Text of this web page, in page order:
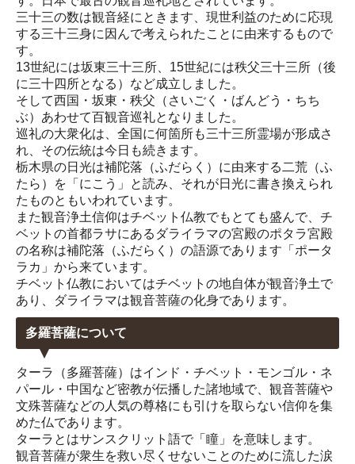
三十三の数は観音経にときます、現世利益のために応現
する三十三身に因んで考えられたことに由来するもので
す。
13世紀には坂東三十三所、15世紀には秩父三十三所（後
に三十四所となる）など成立しました。
そして西国・坂東・秩父（さいごく・ばんどう・ちち
ぶ）あわせて百観音巡礼となりました。
巡礼の大衆化は、全国に何箇所も三十三所霊場が形成さ
れ、その伝統は今日も続きます。
栃木県の日光は補陀落（ふだらく）に由来する二荒（ふ
たら）を「にこう」と読み、それが日光に書き換えられ
たものともいわれています。
また観音浄土信仰はチベット仏教でもとても盛んで、チ
ベットの首都ラサにあるダライラマの宮殿のポタラ宮殿
の名称は補陀落（ふだらく）の語源であります「ポータ
ラカ」から来ています。
チベット仏教においてはチベットの地自体が観音浄土で
あり、ダライラマは観音菩薩の化身であります。
多羅菩薩について
ターラ（多羅菩薩）はインド・チベット・モンゴル・ネ
パール・中国など密教が伝播した諸地域で、観音菩薩や
文殊菩薩などの人気の尊格にも引けを取らない信仰を集
めた仏であります。
ターラとはサンスクリット語で「瞳」を意味します。
観音菩薩が衆生を救い尽くせないことのために流した涙